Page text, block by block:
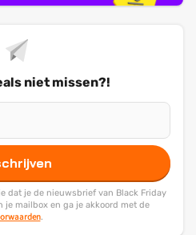
niet missen?!
dat je de nieuwsbrief van Black Friday
mailbox en ga je akkoord met de
.